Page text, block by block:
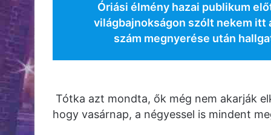
Óriási élmény hazai publikum
világbajnokságon szólt nekem itt
szám megnyerése után
Tótka azt mondta, ők még nem akarják
hogy vasárnap, a négyessel is mindent